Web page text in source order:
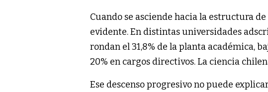
Cuando se asciende hacia la estructura
evidente. En distintas universidades
rondan el 31,8% de la planta académica,
20% en cargos directivos. La ciencia
Ese descenso progresivo no puede